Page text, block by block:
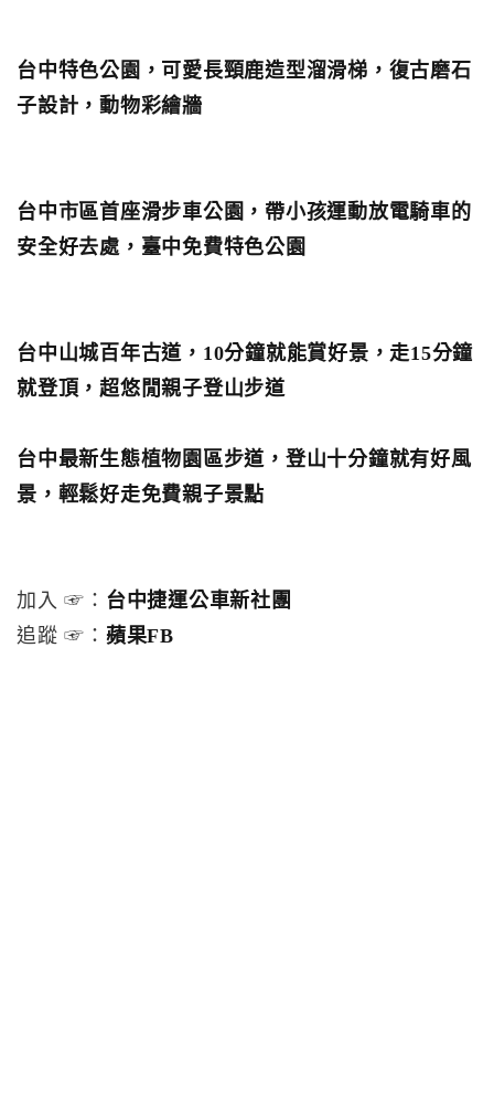
台中特色公園，可愛長頸鹿造型溜滑梯，復古磨石
子設計，動物彩繪牆
台中市區首座滑步車公園，帶小孩運動放電騎車的
安全好去處，臺中免費特色公園
台中山城百年古道，10分鐘就能賞好景，走15分鐘
就登頂，超悠閒親子登山步道
台中最新生態植物園區步道，登山十分鐘就有好風
景，輕鬆好走免費親子景點
加入 ☞： 台中捷運公車新社團
追蹤 ☞： 蘋果FB